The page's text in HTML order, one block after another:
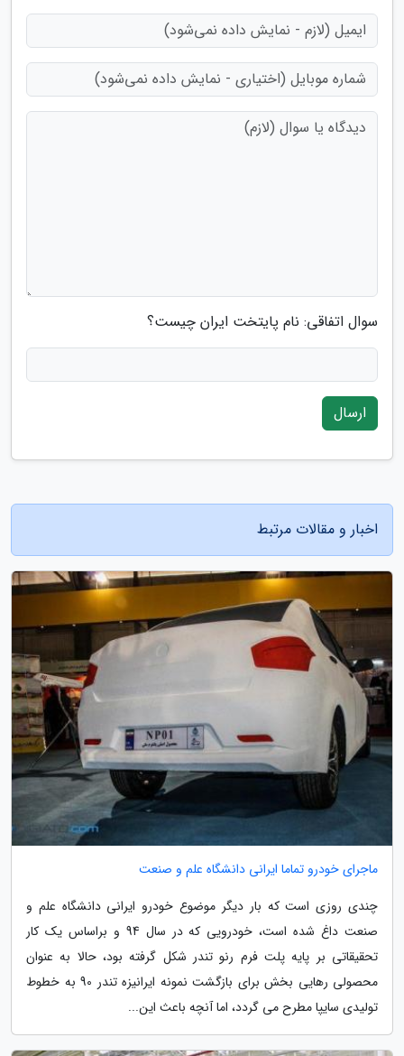
سوال اتفاقی: نام پایتخت ایران چیست؟
ارسال
اخبار و مقالات مرتبط
ماجرای خودرو تماما ایرانی دانشگاه علم و صنعت
چندی روزی است که بار دیگر موضوع خودرو ایرانی دانشگاه علم و
صنعت داغ شده است، خودرویی که در سال 94 و براساس یک کار
تحقیقاتی بر پایه پلت فرم رنو تندر شکل گرفته بود، حالا به عنوان
محصولی رهایی بخش برای بازگشت نمونه ایرانیزه تندر 90 به خطوط
تولیدی سایپا مطرح می گردد، اما آنچه باعث این...